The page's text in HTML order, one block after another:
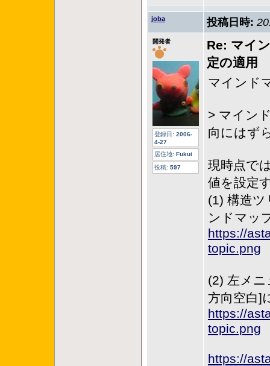
joba 投稿日時:
開発者
登録日: 2006-
4-27
居住地: Fukui
投稿: 597
Re: マイ
定の適用
マインド
> マイン
向にはず
現時点で
値を設定
(1) 構造
ンドマッ
https://
topic.png
(2) 左メ
方向空白]
https://
topic.png
https://